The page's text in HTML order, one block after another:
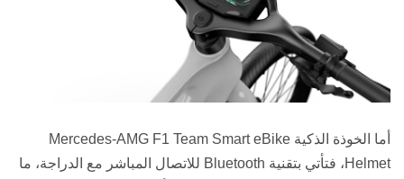
أما الخوذة الذكية Mercedes-AMG F1 Team Smart eBike
Helmet، فتأتي بتقنية Bluetooth للاتصال المباشر مع الدراجة، ما